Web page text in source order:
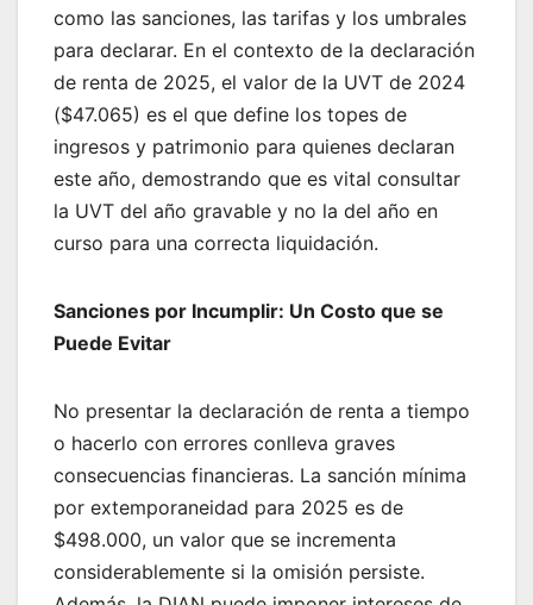
como las sanciones, las tarifas y los umbrales
para declarar. En el contexto de la declaración
de renta de 2025, el valor de la UVT de 2024
($47.065) es el que define los topes de
ingresos y patrimonio para quienes declaran
este año, demostrando que es vital consultar
la UVT del año gravable y no la del año en
curso para una correcta liquidación.
Sanciones por Incumplir: Un Costo que se
Puede Evitar
No presentar la declaración de renta a tiempo
o hacerlo con errores conlleva graves
consecuencias financieras. La sanción mínima
por extemporaneidad para 2025 es de
$498.000, un valor que se incrementa
considerablemente si la omisión persiste.